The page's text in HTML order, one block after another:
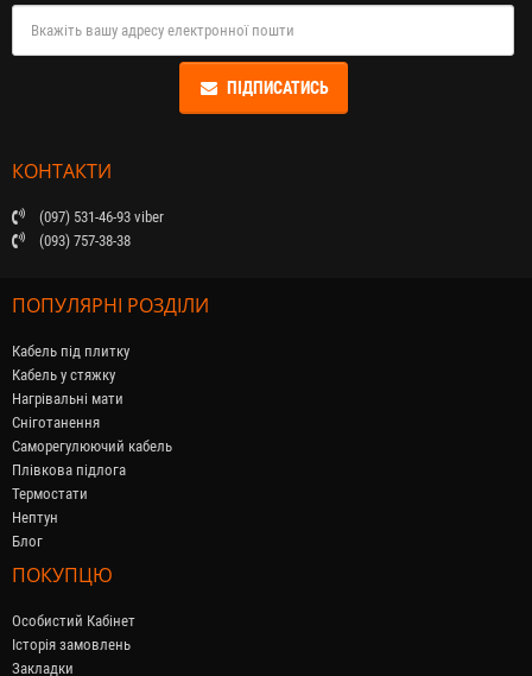
ПІДПИСАТИСЬ
КОНТАКТИ
(097) 531-46-93 viber
(093) 757-38-38
ПОПУЛЯРНІ РОЗДІЛИ
Кабель під плитку
Кабель у стяжку
Нагрівальні мати
Сніготанення
Саморегулюючий кабель
Плівкова підлога
Термостати
Нептун
Блог
ПОКУПЦЮ
Особистий Кабінет
Історія замовлень
Закладки